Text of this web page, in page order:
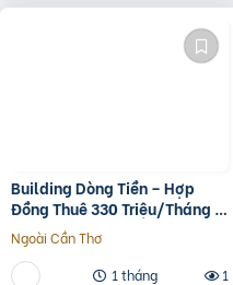
Building Dòng Tiền – Hợp
Đồng Thuê 330 Triệu/Tháng –
Quận 5, Tp.hcm -139Ty
Ngoài Cần Thơ
1 tháng
1